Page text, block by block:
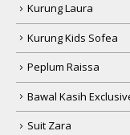
Kurung Laura
Kurung Kids Sofea
Peplum Raissa
Bawal Kasih
Suit Zara